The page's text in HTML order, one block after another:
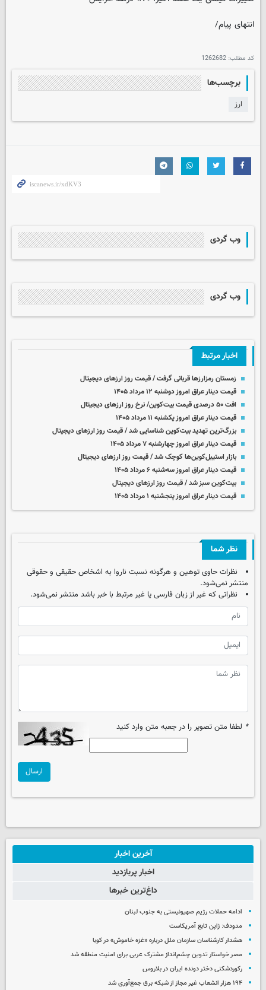
انتهای پیام/
کد مطلب: 1262682
برچسب‌ها
ارز
وب گردی
وب گردی
اخبار مرتبط
زمستان رمزارزها قربانی گرفت / قیمت روز ارزهای دیجیتال
قیمت دینار عراق امروز دوشنبه ۱۲ مرداد ۱۴۰۵
افت ۵۰ درصدی قیمت بیت‌کوین/ نرخ روز ارزهای دیجیتال
قیمت دینار عراق امروز یکشنبه ۱۱ مرداد ۱۴۰۵
بزرگ‌ترین تهدید بیت‌کوین شناسایی شد / قیمت روز ارزهای دیجیتال
قیمت دینار عراق امروز چهارشنبه ۷ مرداد ۱۴۰۵
بازار استیبل‌کوین‌ها کوچک شد / قیمت روز ارزهای دیجیتال
قیمت دینار عراق امروز سه‌شنبه ۶ مرداد ۱۴۰۵
بیت‌کوین سبز شد / قیمت روز ارزهای دیجیتال
قیمت دینار عراق امروز پنجشنبه ۱ مرداد ۱۴۰۵
نظر شما
نظرات حاوی توهین و هرگونه نسبت ناروا به اشخاص حقیقی و حقوقی
منتشر نمی‌شود.
نظراتی که غیر از زبان فارسی یا غیر مرتبط با خبر باشد منتشر نمی‌شود.
* لطفا متن تصویر را در جعبه متن وارد کنید
ارسال
آخرین اخبار
اخبار پربازدید
داغ‌ترین خبرها
ادامه حملات رژیم صهیونیستی به جنوب لبنان
مدودف: ژاپن تابع آمریکاست
هشدار کارشناسان سازمان ملل درباره «غزه‌ خاموش» در کوبا
مصر خواستار تدوین چشم‌انداز مشترک عربی برای امنیت منطقه شد
رکوردشکنی دختر دونده ایران در بلاروس
۱۹۴ هزار انشعاب غیر مجاز از شبکه برق جمع‌آوری شد